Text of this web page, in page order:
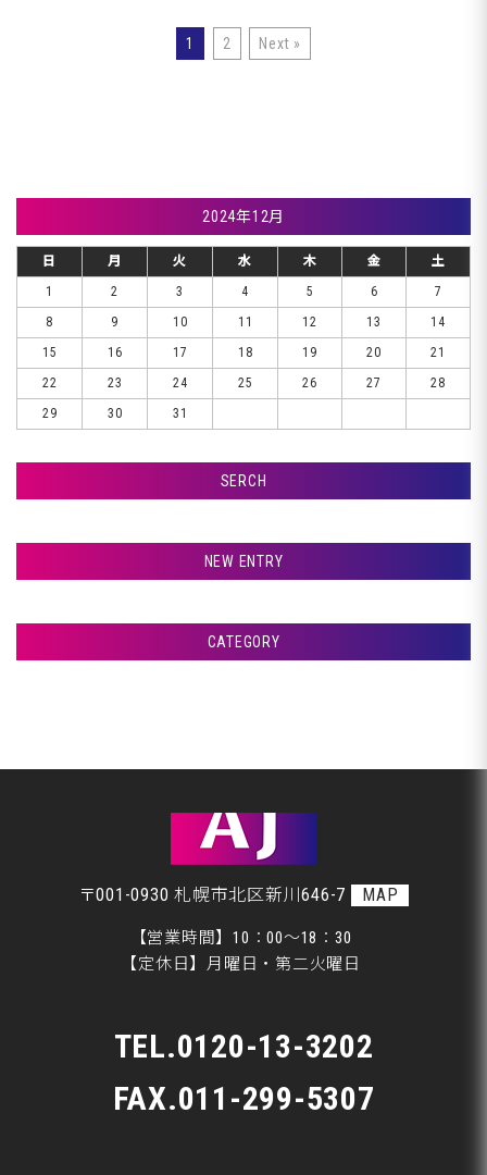
1 2 Next »
2024年12月
日 月 火 水 木 金
土
1
2 3 4 5 6
7
8
9 10 11 12 13
14
15
16 17 18 19 20
21
22
23 24 25 26 27
28
29
30 31
SERCH
NEW ENTRY
札幌市Ｔ様ランクル、コーティングです♪
室蘭市Ｇ様ランクル、作業開始です♪
CATEGORY
美装
〒001-0930 札幌市北区新川646-7 MAP
【営業時間】10：00～18：30
【定休日】月曜日・第二火曜日
TEL.0120-13-3202
FAX.011-299-5307